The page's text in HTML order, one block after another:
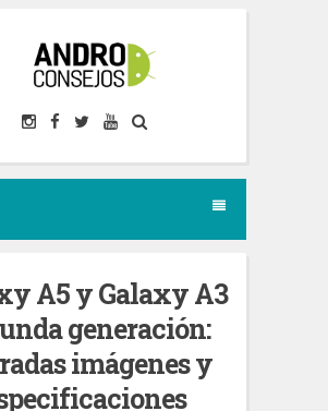
A5 y Galaxy A3
generación:
imágenes y